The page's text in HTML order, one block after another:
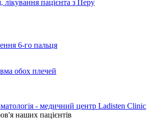
лікування пацієнта з Перу
6-го пальця
обох плечей
наших пацієнтів